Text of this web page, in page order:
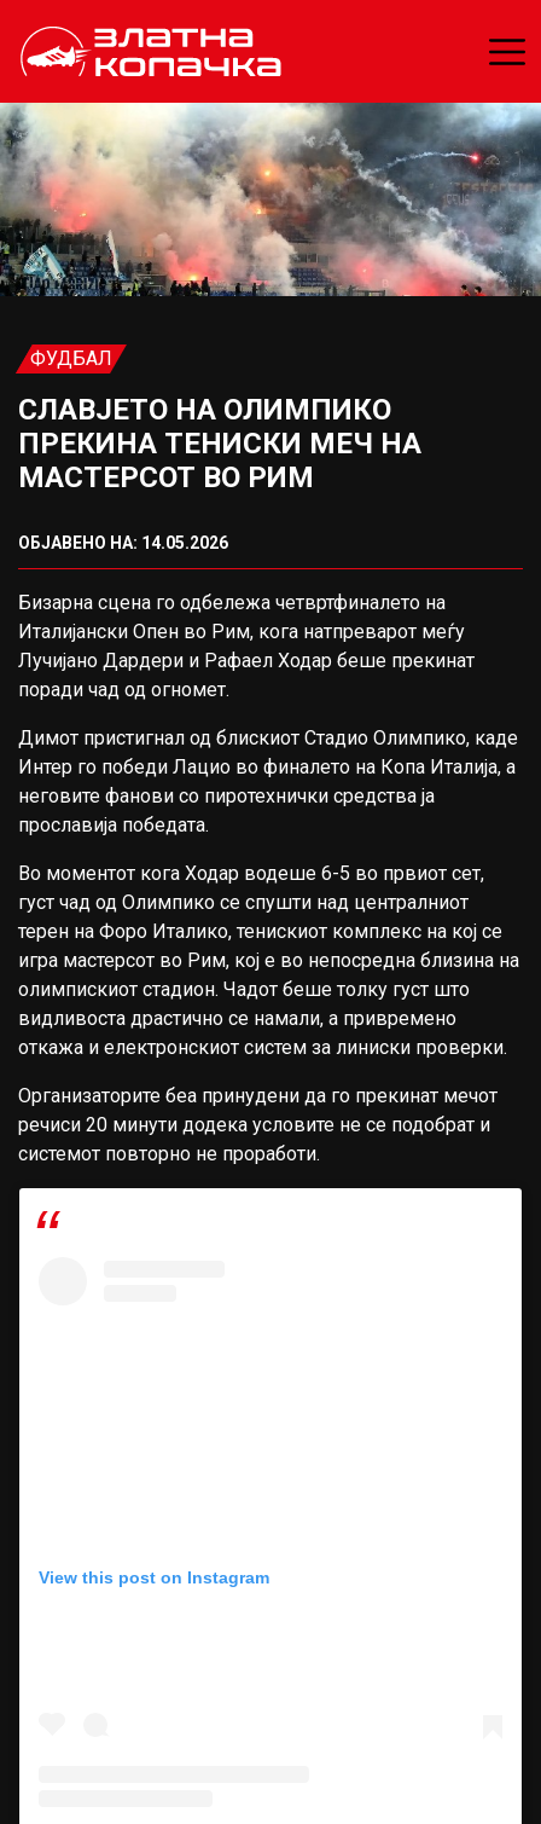
ФУДБАЛ
СЛАВЈЕТО НА ОЛИМПИКО
ПРЕКИНА ТЕНИСКИ МЕЧ НА
МАСТЕРСОТ ВО РИМ
ОБЈАВЕНО НА: 14.05.2026
Бизарна сцена го одбележа четвртфиналето на
Италијански Опен во Рим, кога натпреварот меѓу
Лучијано Дардери и Рафаел Ходар беше прекинат
поради чад од огномет.
Димот пристигнал од блискиот Стадио Олимпико, каде
Интер го победи Лацио во финалето на Копа Италија, а
неговите фанови со пиротехнички средства ја
прославија победата.
Во моментот кога Ходар водеше 6-5 во првиот сет,
густ чад од Олимпико се спушти над централниот
терен на Форо Италико, тенискиот комплекс на кој се
игра мастерсот во Рим, кој е во непосредна близина на
олимпискиот стадион. Чадот беше толку густ што
видливоста драстично се намали, а привремено
откажа и електронскиот систем за линиски проверки.
Организаторите беа принудени да го прекинат мечот
речиси 20 минути додека условите не се подобрат и
системот повторно не проработи.
View this post on Instagram